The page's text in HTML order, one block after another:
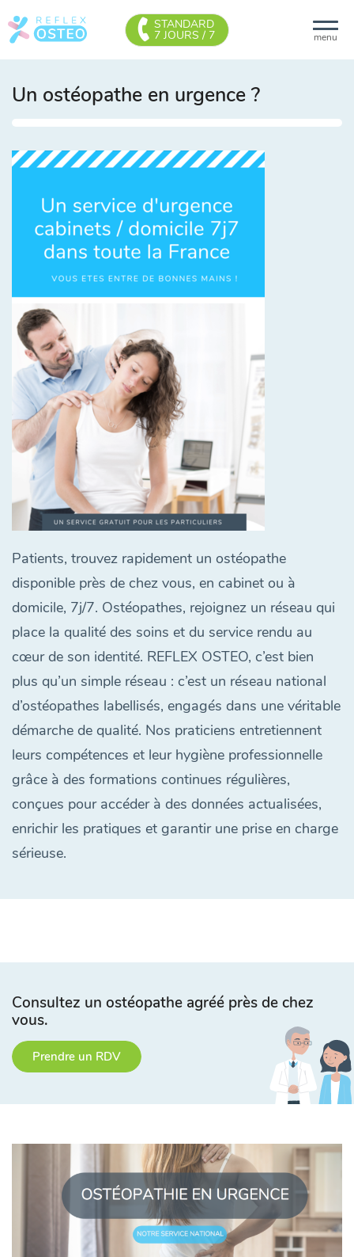
menu
STANDARD
7 JOURS / 7
Un ostéopathe en urgence ?
Patients, trouvez rapidement un ostéopathe
disponible près de chez vous, en cabinet ou à
domicile, 7j/7. Ostéopathes, rejoignez un réseau qui
place la qualité des soins et du service rendu au
cœur de son identité. REFLEX OSTEO, c’est bien
plus qu’un simple réseau : c’est un réseau national
d’ostéopathes labellisés, engagés dans une véritable
démarche de qualité. Nos praticiens entretiennent
leurs compétences et leur hygiène professionnelle
grâce à des formations continues régulières,
conçues pour accéder à des données actualisées,
enrichir les pratiques et garantir une prise en charge
sérieuse.
Consultez un ostéopathe agréé près de chez
vous.
Prendre un RDV